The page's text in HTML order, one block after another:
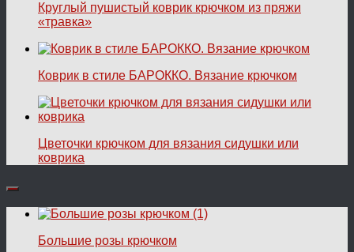
Круглый пушистый коврик крючком из пряжи
«травка»
Коврик в стиле БАРОККО. Вязание крючком
Цветочки крючком для вязания сидушки или
коврика
Большие розы крючком